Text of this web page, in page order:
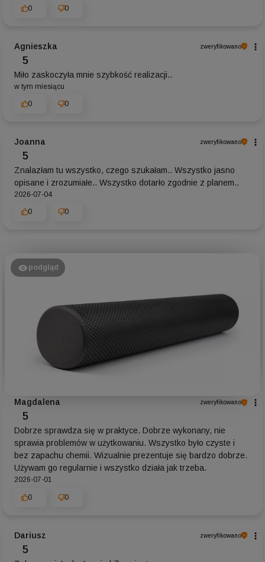
0 0
Agnieszka zweryfikowano
5
Miło zaskoczyła mnie szybkość realizacji..
w tym miesiącu
0 0
Joanna zweryfikowano
5
Znalazłam tu wszystko, czego szukałam.. Wszystko jasno
opisane i zrozumiałe.. Wszystko dotarło zgodnie z planem..
2026-07-04
0 0
podgląd
Magdalena zweryfikowano
5
Dobrze sprawdza się w praktyce. Dobrze wykonany, nie
sprawia problemów w użytkowaniu. Wszystko było czyste i
bez zapachu chemii. Wizualnie prezentuje się bardzo dobrze.
Używam go regularnie i wszystko działa jak trzeba.
2026-07-01
0 0
Dariusz zweryfikowano
5